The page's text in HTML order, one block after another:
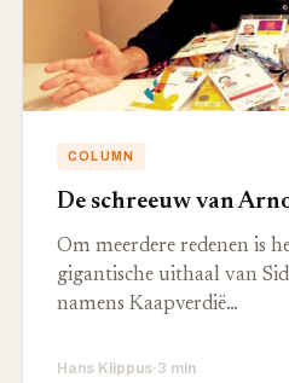
COLUMN
De schreeuw van
Om meerdere redenen is
gigantische uithaal van
namens Kaapverdië…
Hans Klippus·3 min